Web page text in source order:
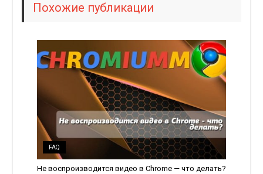
Похожие публикации
FAQ
Не воспроизводится видео в Chrome — что делать?